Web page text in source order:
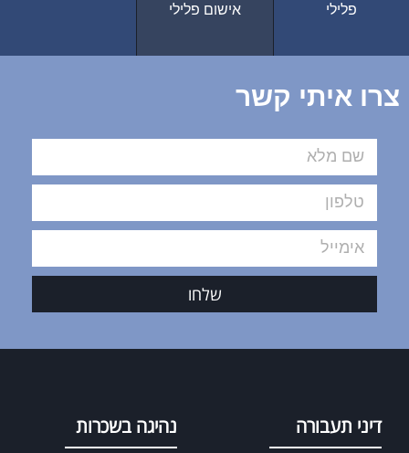
פלילי
אישום פלילי
צרו איתי קשר
שלחו
דיני תעבורה נהיגה בשכרות